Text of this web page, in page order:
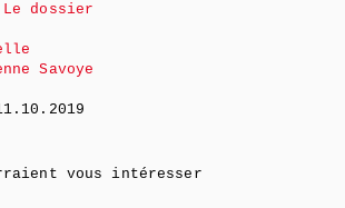
Le dossier
Savoye
vous intéresser